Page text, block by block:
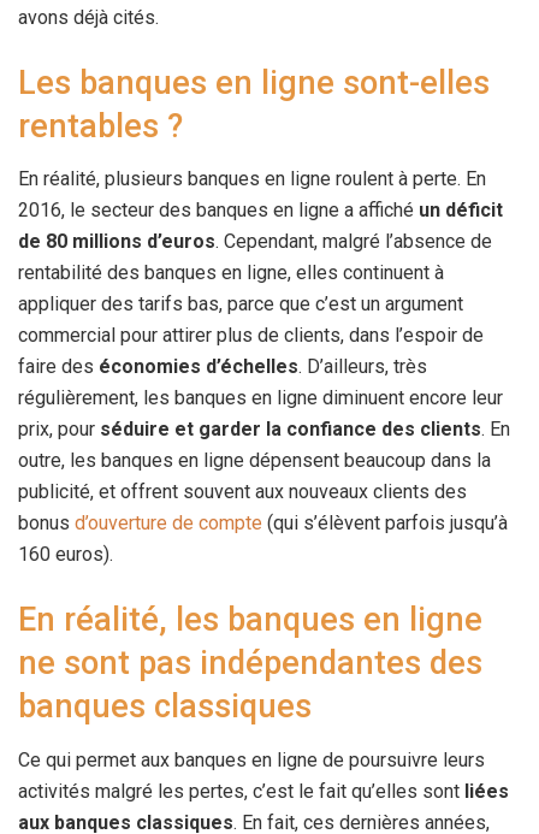
avons déjà cités.
Les banques en ligne sont-elles
rentables ?
En réalité, plusieurs banques en ligne roulent à perte. En
2016, le secteur des banques en ligne a affiché un déficit
de 80 millions d’euros. Cependant, malgré l’absence de
rentabilité des banques en ligne, elles continuent à
appliquer des tarifs bas, parce que c’est un argument
commercial pour attirer plus de clients, dans l’espoir de
faire des économies d’échelles. D’ailleurs, très
régulièrement, les banques en ligne diminuent encore leur
prix, pour séduire et garder la confiance des clients. En
outre, les banques en ligne dépensent beaucoup dans la
publicité, et offrent souvent aux nouveaux clients des
bonus d’ouverture de compte (qui s’élèvent parfois jusqu’à
160 euros).
En réalité, les banques en ligne
ne sont pas indépendantes des
banques classiques
Ce qui permet aux banques en ligne de poursuivre leurs
activités malgré les pertes, c’est le fait qu’elles sont liées
aux banques classiques. En fait, ces dernières années,